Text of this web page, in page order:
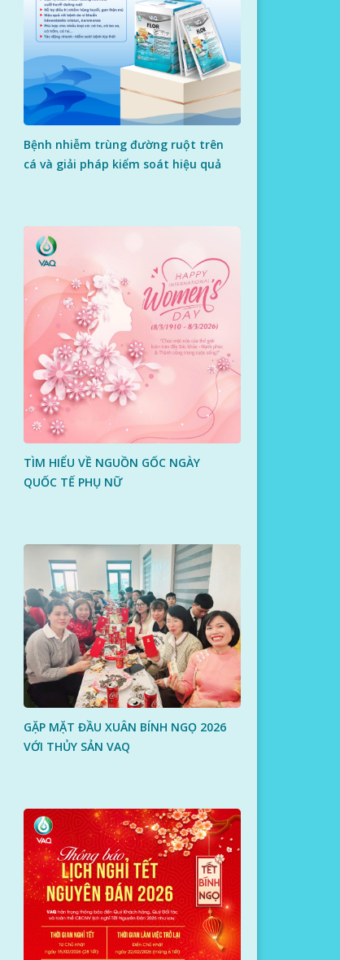
Bệnh nhiễm trùng đường ruột trên
cá và giải pháp kiểm soát hiệu quả
TÌM HIỂU VỀ NGUỒN GỐC NGÀY
QUỐC TẾ PHỤ NỮ
GẶP MẶT ĐẦU XUÂN BÍNH NGỌ 2026
VỚI THỦY SẢN VAQ